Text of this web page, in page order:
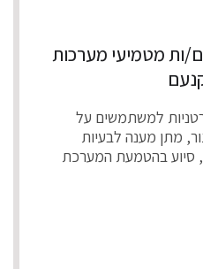
ות מטמיעי מערכות
למשתמשים על
מתן מענה לבעיות
סיוע בהטמעת המערכת